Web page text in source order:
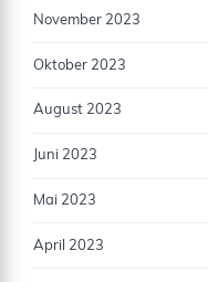
November 2023
Oktober 2023
August 2023
Juni 2023
Mai 2023
April 2023